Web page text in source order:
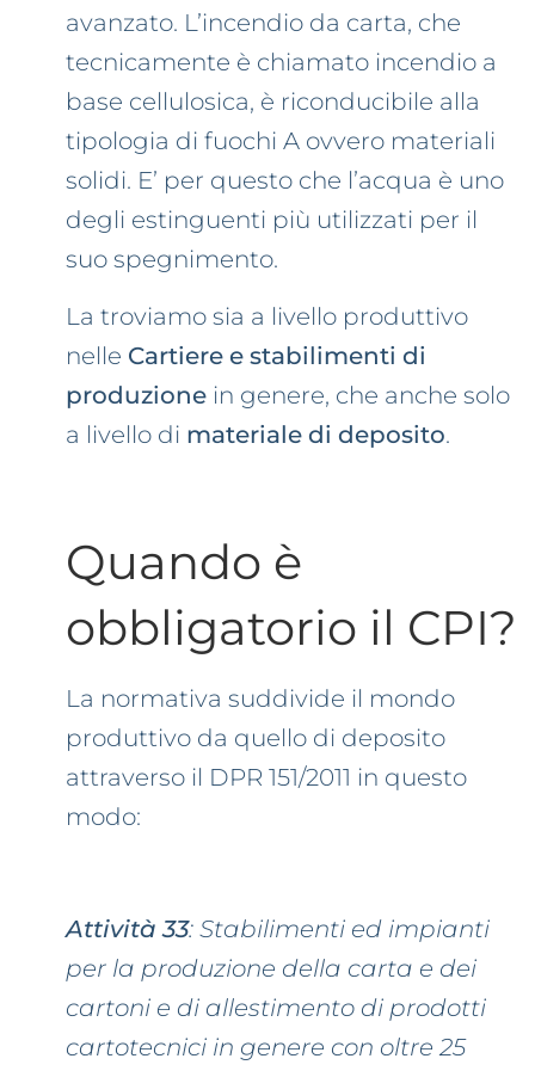
avanzato. L’incendio da carta, che
tecnicamente è chiamato incendio a
base cellulosica, è riconducibile alla
tipologia di fuochi A ovvero materiali
solidi. E’ per questo che l’acqua è uno
degli estinguenti più utilizzati per il
suo spegnimento.
La troviamo sia a livello produttivo
nelle Cartiere e stabilimenti di
produzione in genere, che anche solo
a livello di materiale di deposito.
Quando è
obbligatorio il CPI?
La normativa suddivide il mondo
produttivo da quello di deposito
attraverso il DPR 151/2011 in questo
modo:
Attività 33: Stabilimenti ed impianti
per la produzione della carta e dei
cartoni e di allestimento di prodotti
cartotecnici in genere con oltre 25